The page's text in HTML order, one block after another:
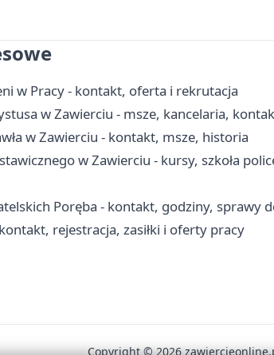
w Pracy - kontakt, oferta i rekrutacja
w Zawierciu - msze, kancelaria,
w Zawierciu - kontakt, msze, historia
w Zawierciu - kursy, szkoła
Poręba - kontakt, godziny, sprawy
rejestracja, zasiłki i oferty pracy
Copyright © 2026